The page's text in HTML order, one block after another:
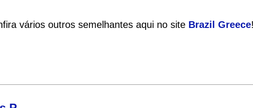
vários outros semelhantes aqui no site Brazil Greece